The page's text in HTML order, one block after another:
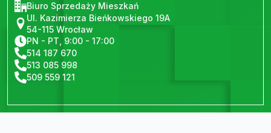
Biuro Sprzedaży Mieszkań
Ul. Kazimierza Bieńkowskiego 19A
54-115 Wrocław
PN - PT, 9:00 - 17:00
514 187 670
513 085 998
509 559 121